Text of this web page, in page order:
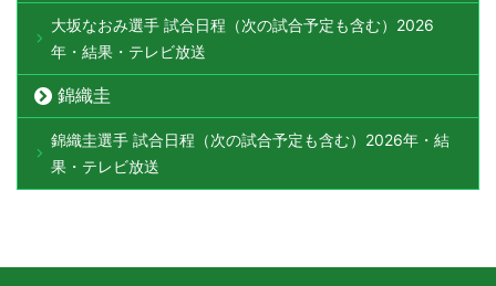
大坂なおみ選手 試合日程（次の試合予定も含む）2026
年・結果・テレビ放送
錦織圭
錦織圭選手 試合日程（次の試合予定も含む）2026年・結
果・テレビ放送